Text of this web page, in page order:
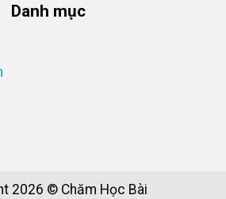
Danh mục
2026 © Chăm Học Bài